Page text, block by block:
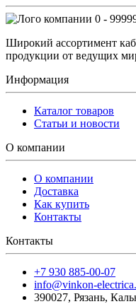
0 -
Широкий ассортимент
продукции от ведущих
Информация
Каталог товаров
Статьи и новости
О компании
О компании
Доставка
Как купить
Контакты
Контакты
+7 930 885-00-07
info@vinkon-
390027, Рязань,